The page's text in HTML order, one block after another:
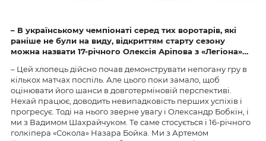
– В українському чемпіонаті серед тих воротарів, які
раніше не були на виду, відкриттям старту сезону
можна назвати 17-річного Олексія Аріпова з «Легіона»…
– Цей хлопець дійсно почав демонструвати непогану гру в
кількох матчах поспіль. Але цього поки замало, щоб
оцінювати його шанси в довготерміновій перспективі.
Нехай працює, доводить невипадковість перших успіхів і
прогресує. Тоді на нього зверне увагу і Олександр Бобкін, і
ми з Вадимом Шахрайчуком. Те саме стосується і 16-річного
голкіпера «Сокола» Назара Бойка. Ми з Артемом